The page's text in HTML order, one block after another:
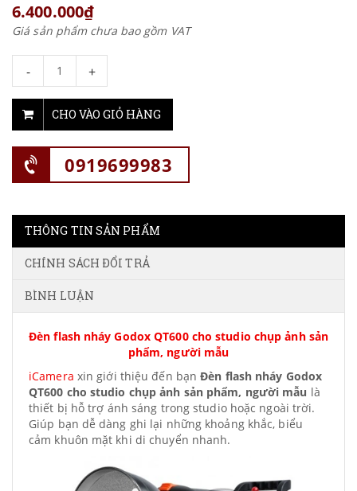
6.400.000₫
Giá sản phẩm chưa bao gồm VAT
- +
CHO VÀO GIỎ HÀNG
0919699983
THÔNG TIN SẢN PHẨM
CHÍNH SÁCH ĐỔI TRẢ
BÌNH LUẬN
Đèn flash nháy Godox QT600 cho studio chụp ảnh sản
phẩm, người mẫu
iCamera xin giới thiệu đến bạnĐèn flash nháy Godox
QT600 cho studio chụp ảnh sản phẩm, người mẫu là
thiết bị hỗ trợ ánh sáng trong studio hoặc ngoài trời.
Giúp bạn dễ dàng ghi lại những khoảng khắc, biểu
cảm khuôn mặt khi di chuyển nhanh.